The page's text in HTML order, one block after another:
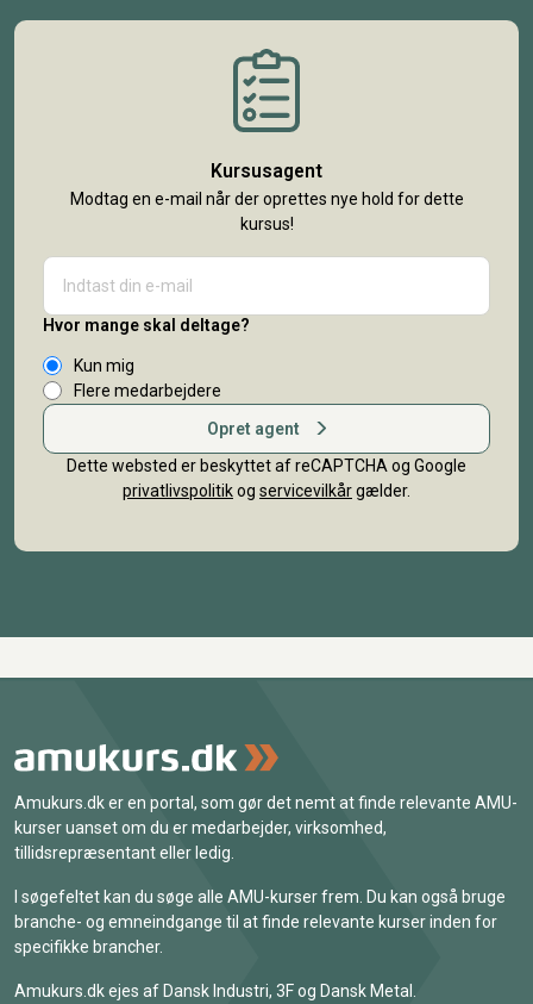
Kursusagent
Modtag en e-mail når der oprettes nye hold for dette
kursus!
Hvor mange skal deltage?
Kun mig
Flere medarbejdere
Opret agent
Dette websted er beskyttet af reCAPTCHA og Google
privatlivspolitikog servicevilkårgælder.
Amukurs.dk er en portal, som gør det nemt at finde relevante AMU-
kurser uanset om du er medarbejder, virksomhed,
tillidsrepræsentant eller ledig.
I søgefeltet kan du søge alle AMU-kurser frem. Du kan også bruge
branche- og emneindgange til at finde relevante kurser inden for
specifikke brancher.
Amukurs.dk ejes af Dansk Industri, 3F og Dansk Metal.